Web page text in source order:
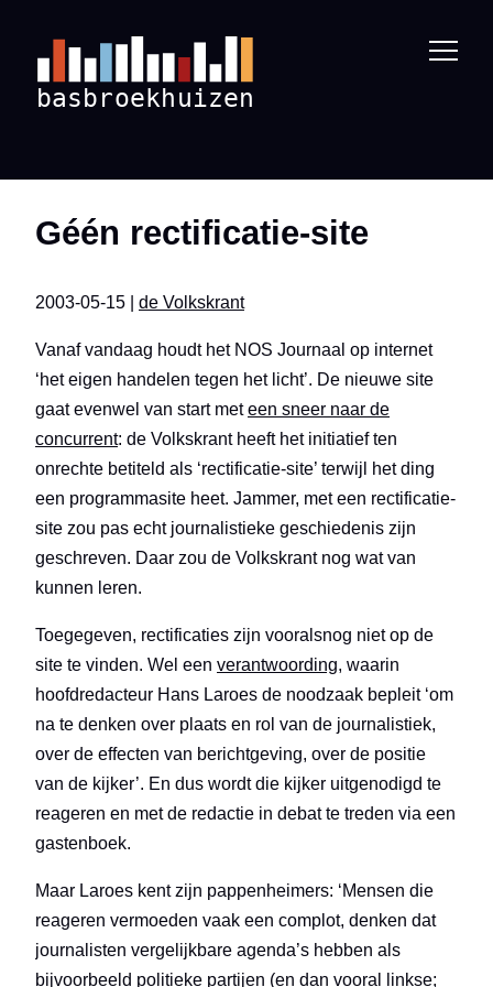
Géén rectificatie-site
2003-05-15 | de Volkskrant
Vanaf vandaag houdt het NOS Journaal op internet
‘het eigen handelen tegen het licht’. De nieuwe site
gaat evenwel van start meteen sneer naar de
concurrent: de Volkskrant heeft het initiatief ten
onrechte betiteld als ‘rectificatie-site’ terwijl het ding
een programmasite heet. Jammer, met een rectificatie-
site zou pas echt journalistieke geschiedenis zijn
geschreven. Daar zou de Volkskrant nog wat van
kunnen leren.
Toegegeven, rectificaties zijn vooralsnog niet op de
site te vinden. Wel een verantwoording, waarin
hoofdredacteur Hans Laroes de noodzaak bepleit ‘om
na te denken over plaats en rol van de journalistiek,
over de effecten van berichtgeving, over de positie
van de kijker’. En dus wordt die kijker uitgenodigd te
reageren en met de redactie in debat te treden via een
gastenboek.
Maar Laroes kent zijn pappenheimers: ‘Mensen die
reageren vermoeden vaak een complot, denken dat
journalisten vergelijkbare agenda’s hebben als
bijvoorbeeld politieke partijen (en dan vooral linkse;